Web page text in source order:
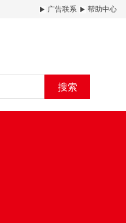
广告联系 帮助中心
搜索